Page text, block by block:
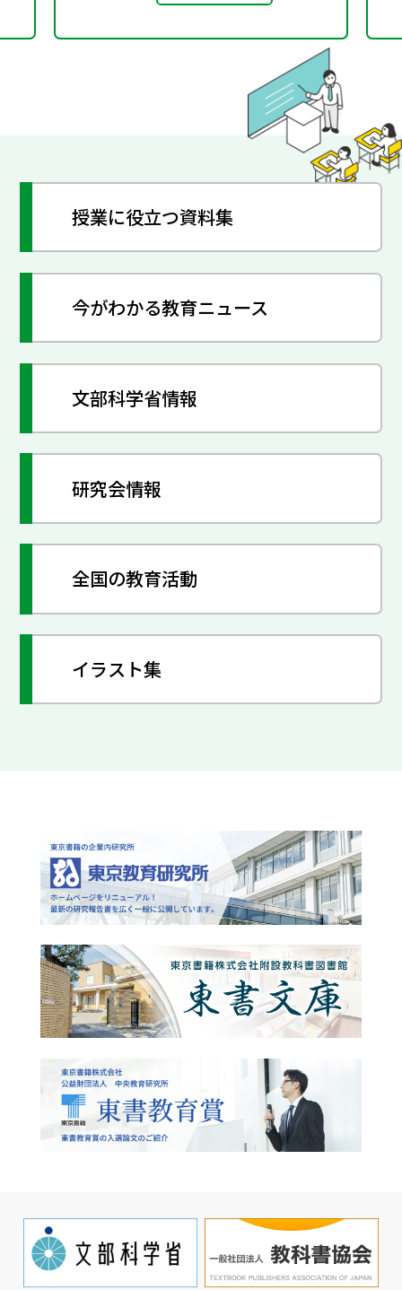
授業に役立つ資料集
今がわかる教育ニュース
文部科学省情報
研究会情報
全国の教育活動
イラスト集